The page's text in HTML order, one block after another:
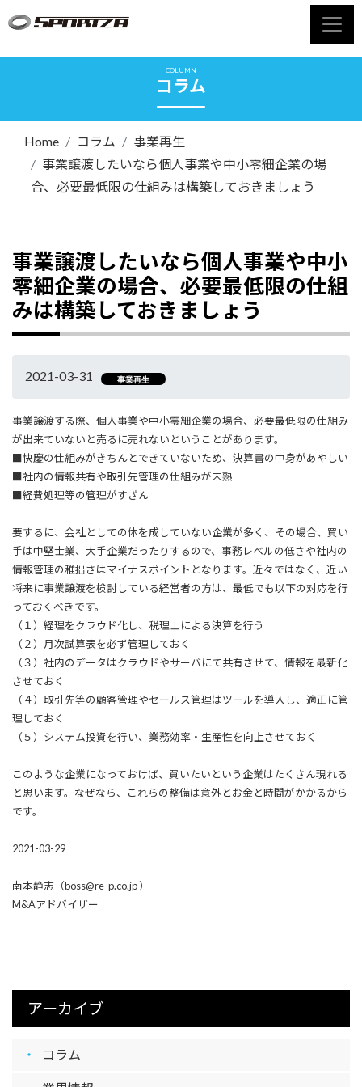
COLUMN
コラム
Home コラム
事業再生
事業譲渡したいなら個人事業や中小零細企業の場
合、必要最低限の仕組みは構築しておきましょう
事業譲渡したいなら個人事業や中小
零細企業の場合、必要最低限の仕組
みは構築しておきましょう
2021-03-31 事業再生
事業譲渡する際、個人事業や中小零細企業の場合、必要最低限の仕組み
が出来ていないと売るに売れないということがあります。
■快慶の仕組みがきちんとできていないため、決算書の中身があやしい
■社内の情報共有や取引先管理の仕組みが未熟
■経費処理等の管理がすざん
要するに、会社としての体を成していない企業が多く、その場合、買い
手は中堅士業、大手企業だったりするので、事務レベルの低さや社内の
情報管理の稚拙さはマイナスポイントとなります。近々ではなく、近い
将来に事業譲渡を検討している経営者の方は、最低でも以下の対応を行
っておくべきです。
（１）経理をクラウド化し、税理士による決算を行う
（２）月次試算表を必ず管理しておく
（３）社内のデータはクラウドやサーバにて共有させて、情報を最新化
させておく
（４）取引先等の顧客管理やセールス管理はツールを導入し、適正に管
理しておく
（５）システム投資を行い、業務効率・生産性を向上させておく
このような企業になっておけば、買いたいという企業はたくさん現れる
と思います。なぜなら、これらの整備は意外とお金と時間がかかるから
です。
2021-03-29
南本静志（boss@re-p.co.jp ）
M&Aアドバイザー
アーカイブ
コラム